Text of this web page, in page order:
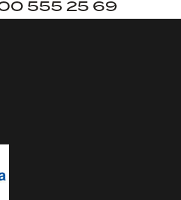
555 25 69